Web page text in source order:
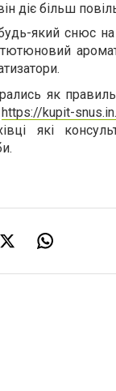
діє більш
який снюс
як
https://kupit-
які